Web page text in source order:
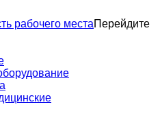
рабочего местаПерейдите